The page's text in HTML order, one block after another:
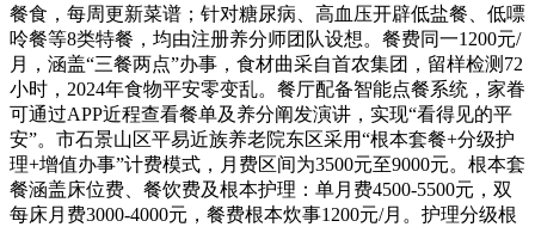
餐食，每周更新菜谱；针对糖尿病、高血压开辟低盐餐、低嘌
呤餐等8类特餐，均由注册养分师团队设想。餐费同一1200元/
月，涵盖“三餐两点”办事，食材曲采自首农集团，留样检测72
小时，2024年食物平安零变乱。餐厅配备智能点餐系统，家眷
可通过APP近程查看餐单及养分阐发演讲，实现“看得见的平
安”。市石景山区平易近族养老院东区采用“根本套餐+分级护
理+增值办事”计费模式，月费区间为3500元至9000元。根本套
餐涵盖床位费、餐饮费及根本护理：单月费4500-5500元，双
每床月费3000-4000元，餐费根本炊事1200元/月。护理分级根